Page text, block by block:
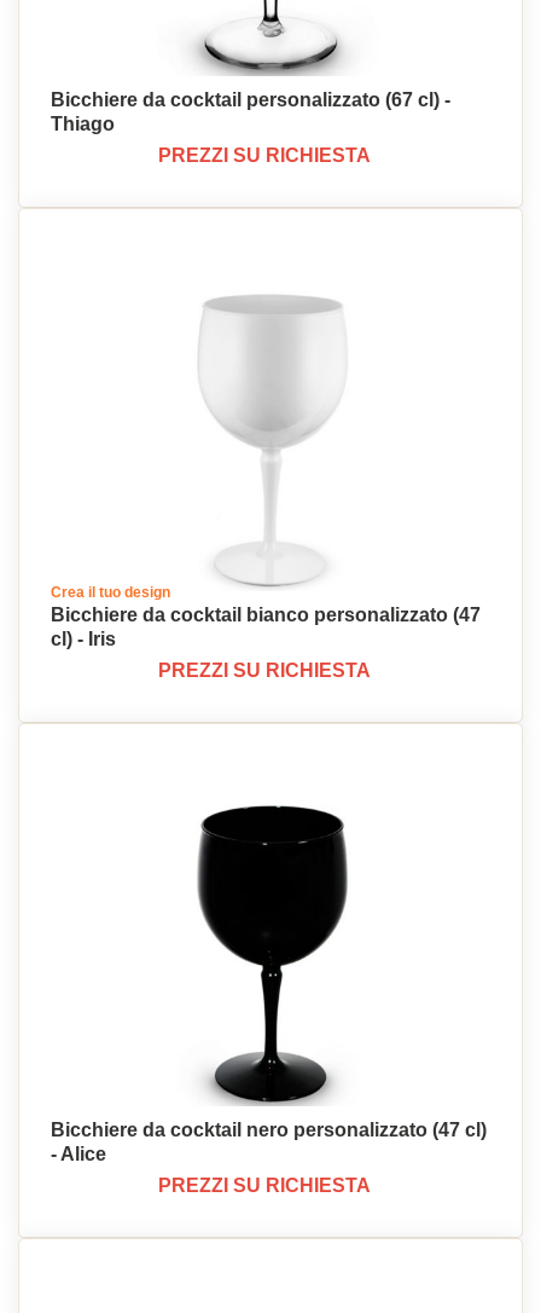
Bicchiere da cocktail personalizzato (67 cl) -
Thiago
PREZZI SU RICHIESTA
Crea il tuo design
Bicchiere da cocktail bianco personalizzato (47
cl) - Iris
PREZZI SU RICHIESTA
Bicchiere da cocktail nero personalizzato (47 cl)
- Alice
PREZZI SU RICHIESTA